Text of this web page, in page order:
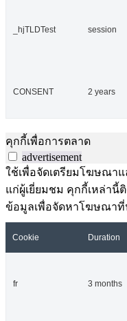
_hjTLDTest session
CONSENT 2 years
คุกกี้เพื่อการตลาด
advertisement
ใช้เพื่อจัดเตรียมโฆษณา
แก่ผู้เยี่ยมชม คุกกี้เหล่านี้
ข้อมูลเพื่อจัดหาโฆษณาที่
Cookie Duration
fr 3 months